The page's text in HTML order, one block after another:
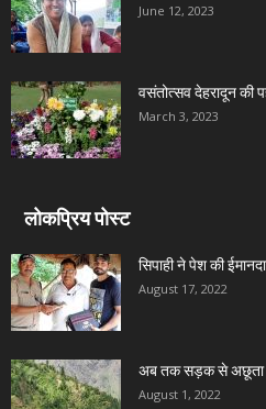
June 12, 2023
वसंतोत्सव देहरादून की
March 3, 2023
लोकप्रिय पोस्ट
सिपाही ने पेश की
August 17, 2022
अब तक सड़क से अछूता
August 1, 2022